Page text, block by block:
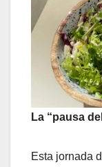
La “pausa
Esta jornada